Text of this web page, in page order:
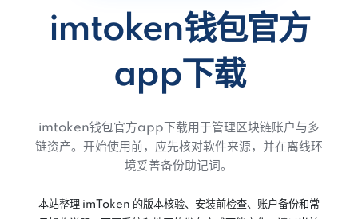
imtoken钱包官方
app下载
imtoken钱包官方app下载用于管理区块链账户与多
链资产。开始使用前，应先核对软件来源，并在离线环
境妥善备份助记词。
本站整理 imToken 的版本核验、安装前检查、账户备份和常